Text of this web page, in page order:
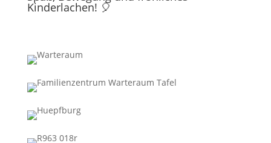
Kinderlachen! 🎈